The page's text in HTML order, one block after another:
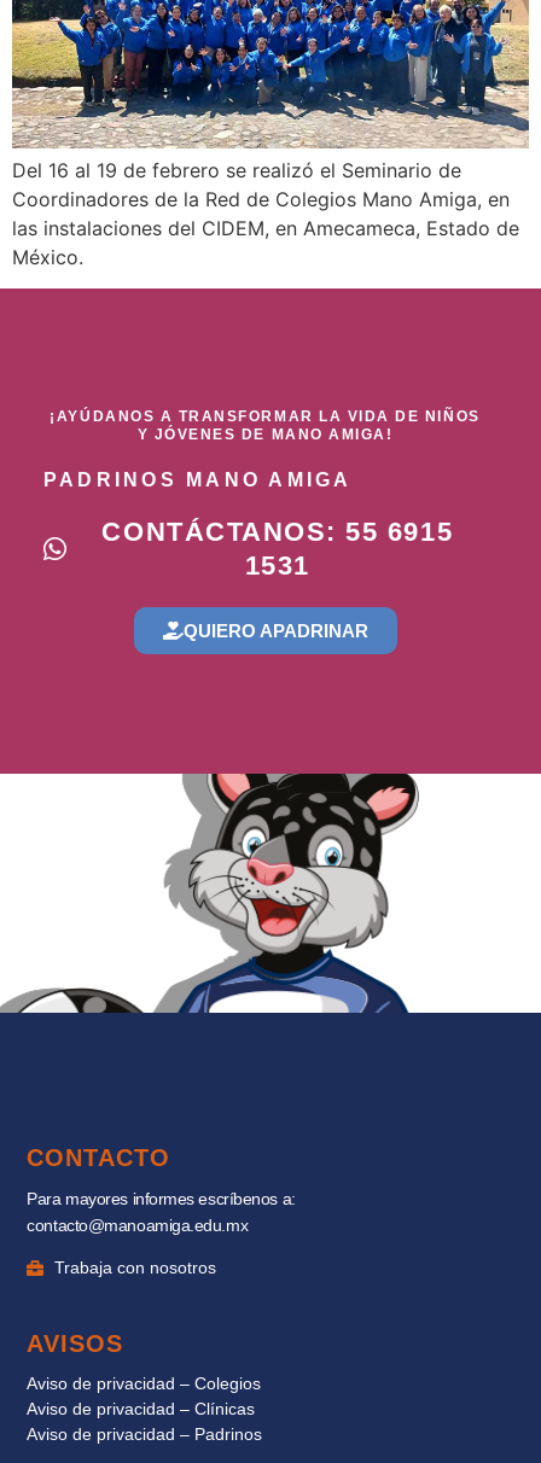
Del 16 al 19 de febrero se realizó el Seminario de
Coordinadores de la Red de Colegios Mano Amiga, en
las instalaciones del CIDEM, en Amecameca, Estado de
México.
¡AYÚDANOS A TRANSFORMAR LA VIDA DE NIÑOS
Y JÓVENES DE MANO AMIGA!
PADRINOS MANO AMIGA
CONTÁCTANOS: 55 6915
1531
QUIERO APADRINAR
CONTACTO
Para mayores informes escríbenos a:
contacto@manoamiga.edu.mx
Trabaja con nosotros
AVISOS
Aviso de privacidad – Colegios
Aviso de privacidad – Clínicas
Aviso de privacidad – Padrinos